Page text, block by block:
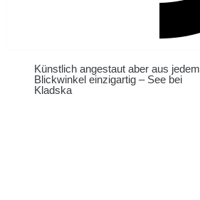
Künstlich angestaut aber aus jedem
Blickwinkel einzigartig – See bei
Kladska